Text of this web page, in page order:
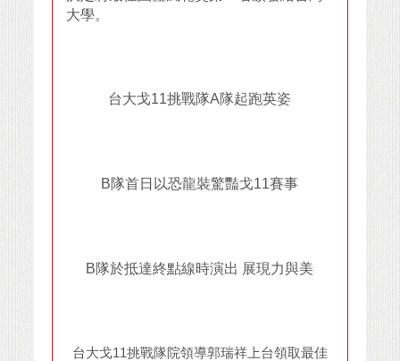
大學。
台大戈11挑戰隊A隊起跑英姿
B隊首日以恐龍裝驚豔戈11賽事
B隊於抵達終點線時演出 展現力與美
台大戈11挑戰隊院領導郭瑞祥上台領取最佳